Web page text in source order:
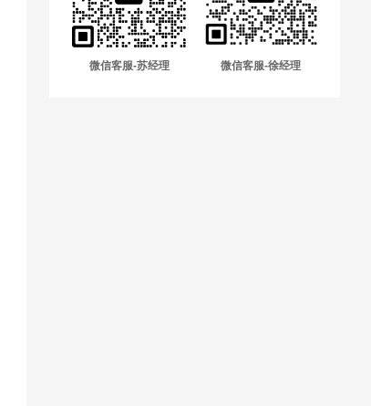
微信客服-苏经理 微信客服-徐经理